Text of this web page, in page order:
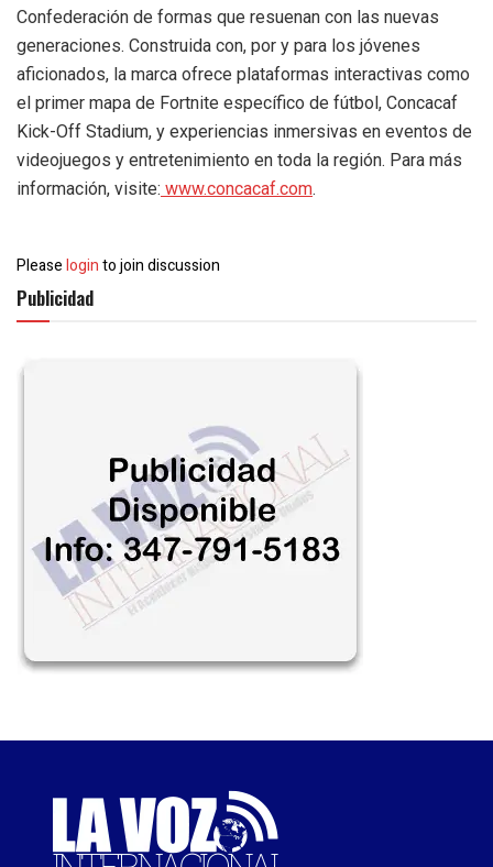
Confederación de formas que resuenan con las nuevas
generaciones. Construida con, por y para los jóvenes
aficionados, la marca ofrece plataformas interactivas como
el primer mapa de Fortnite específico de fútbol, Concacaf
Kick-Off Stadium, y experiencias inmersivas en eventos de
videojuegos y entretenimiento en toda la región. Para más
información, visite: www.concacaf.com.
Pleaseloginto join discussion
Publicidad